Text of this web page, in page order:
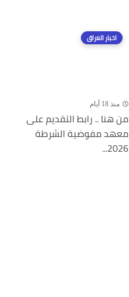
اخبار العراق
منذ 18 أيام
من هنا .. رابط التقديم على
معهد مفوضية الشرطة
2026...